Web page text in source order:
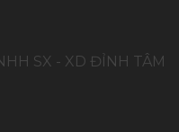
SX - XD ĐỈNH TÂM